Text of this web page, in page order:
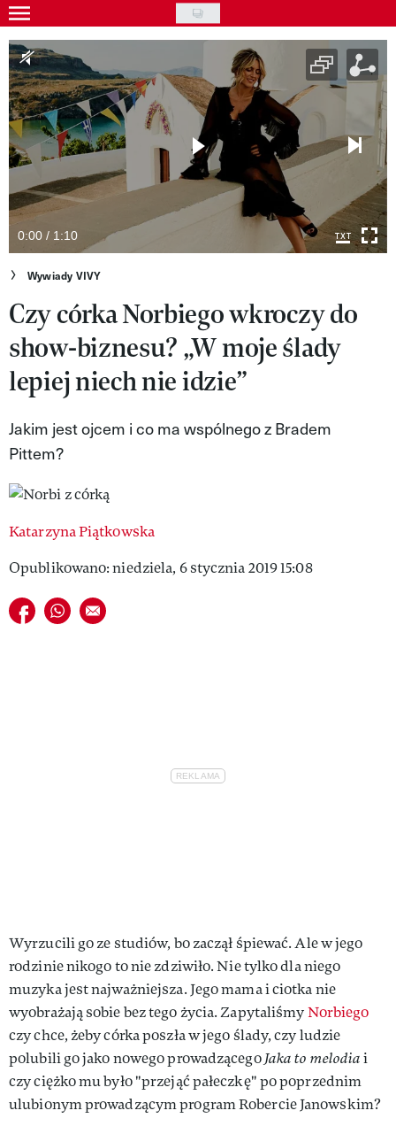
Skip
to
main
content
Gwiazdy
Ludzie
Moda
Uroda
Styl życia
Kultura
Wideo
Nasze akcje
VIVA!ART
VIVA!MODA
VIVA!MAN
VIVA!PEOPLE POWER
VIVA!ITAKA
MAGAZYN VIVA!
0:00 / 1:10
Wywiady VIVY
Czy córka Norbiego wkroczy do
show-biznesu? „W moje ślady
lepiej niech nie idzie”
Jakim jest ojcem i co ma wspólnego z Bradem
Pittem?
Katarzyna Piątkowska
Opublikowano: niedziela, 6 stycznia 2019 15:08
Udostępnij na facebook
Udostępnij na whatsapp
E-mail do przyjaciela
Wyrzucili go ze studiów, bo zaczął śpiewać. Ale w jego
rodzinie nikogo to nie zdziwiło. Nie tylko dla niego
muzyka jest najważniejsza. Jego mama i ciotka nie
wyobrażają sobie bez tego życia. ZapytaliśmyNorbiego
czy chce, żeby córka poszła w jego ślady, czy ludzie
polubili go jako nowego prowadzącegoJaka to melodiai
czy ciężko mu było "przejąć pałeczkę" po poprzednim
ulubionym prowadzącym program Robercie Janowskim?